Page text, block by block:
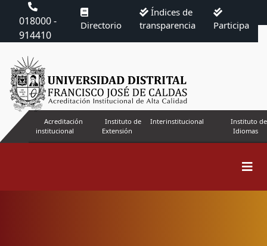
018000 -
914410
Directorio
Índices de
transparencia
Participa
Acreditación
institucional
Instituto de
Extensión
Interinstitucional
Instituto de
Idiomas